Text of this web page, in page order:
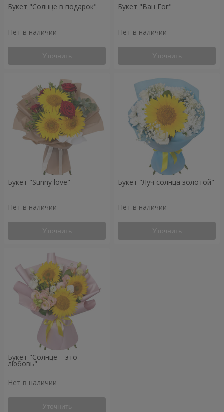
Букет "Солнце в подарок"
Нет в наличии
Уточнить
Букет "Ван Гог"
Нет в наличии
Уточнить
Букет "Sunny love"
Нет в наличии
Уточнить
Букет "Луч солнца золотой"
Нет в наличии
Уточнить
Букет "Солнце – это
любовь"
Нет в наличии
Уточнить